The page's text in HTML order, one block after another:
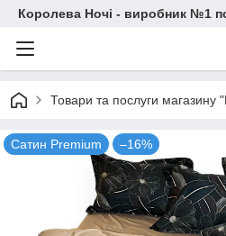
Королева Ночі - виробник №1
Товари та послуги магазину
Сатин Premium –16%